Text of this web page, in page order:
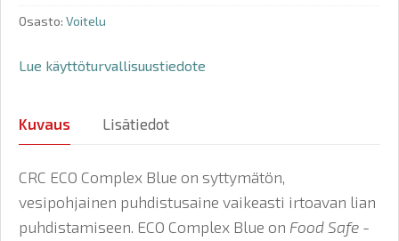
Osasto: Voitelu
Lue käyttöturvallisuustiedote
Kuvaus Lisätiedot
CRC ECO Complex Blue on syttymätön,
vesipohjainen puhdistusaine vaikeasti irtoavan lian
puhdistamiseen. ECO Complex Blue on Food Safe -